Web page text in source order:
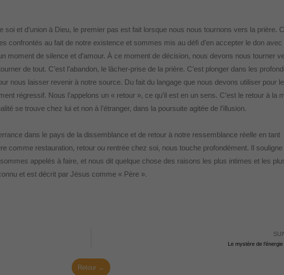
et d’union à Dieu, le premier pas est fait lorsque nous nous tournons vers la prière.
confrontés au fait de notre existence et sommes mis au défi d’en accepter le don avec
moment de silence et d’amour. À ce moment de décision, nous devons nous tourner
de tout. C’est l’abandon, le lâcher-prise de la prière. C’est plonger dans les
nous laisser revenir à notre source. Du fait du langage que nous devons utiliser pour le
régressif. Nous l’appelons un « retour », ce qu’il est en un sens. C’est le retour à la
se trouve chez lui et non à l’étranger, dans la poursuite agitée de l’illusion.
dans le pays de la dissemblance et de retour à notre ressemblance réelle en tant
comme restauration, retour ou rentrée chez soi, nous touche profondément. Il souligne
appelés à faire, et nous dit quelque chose des raisons les plus intimes et les
et est décrit par Jésus comme « Père ».
Le mystère de
Retour →